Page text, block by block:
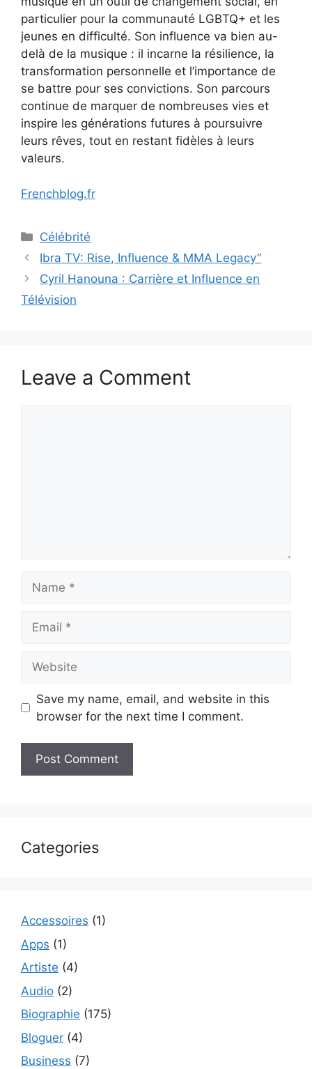
particulier pour la communauté LGBTQ+ et les
jeunes en difficulté. Son influence va bien au-
delà de la musique : il incarne la résilience, la
transformation personnelle et l’importance de
se battre pour ses convictions. Son parcours
continue de marquer de nombreuses vies et
inspire les générations futures à poursuivre
leurs rêves, tout en restant fidèles à leurs
valeurs.
Frenchblog.fr
Categories
Célébrité
Ibra TV: Rise, Influence & MMA Legacy”
Cyril Hanouna : Carrière et Influence en
Télévision
Leave a Comment
Save my name, email, and website in this
browser for the next time I comment.
Categories
Accessoires (1)
Apps (1)
Artiste (4)
Audio (2)
Biographie (175)
Bloguer (4)
Business (7)